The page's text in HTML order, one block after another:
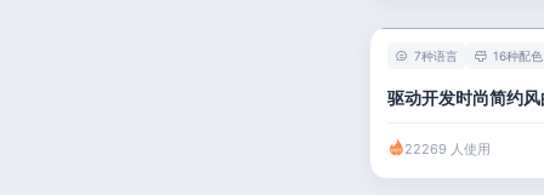
7种语言 16种配色
驱动开发时尚简约
22269 人使用